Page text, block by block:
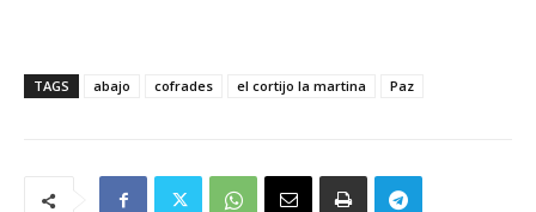
TAGS abajo cofrades el cortijo la martina Paz